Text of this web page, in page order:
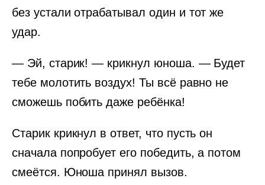
без устали отрабатывал один и тот же
удар.
— Эй, старик! — крикнул юноша. — Будет
тебе молотить воздух! Ты всё равно не
сможешь побить даже ребёнка!
Старик крикнул в ответ, что пусть он
сначала попробует его победить, а потом
смеётся. Юноша принял вызов.